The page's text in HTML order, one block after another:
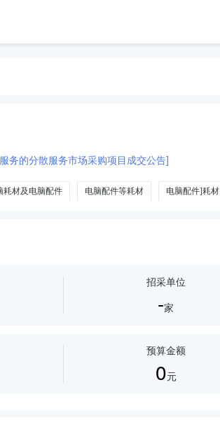
务的分散服务市场采购项目成交公告]
耗材及电脑配件 电脑配件等耗材 电脑配件]耗材
招采单位
-家
预算金额
0元